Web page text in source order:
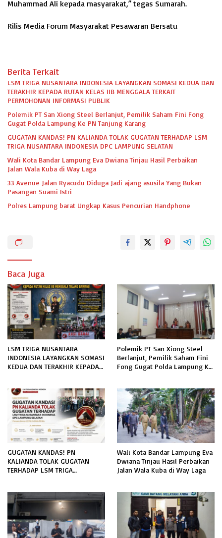
Muhammad Ali kepada masyarakat,” tegas Sumarah.
Rilis Media Forum Masyarakat Pesawaran Bersatu
Berita Terkait
LSM TRIGA NUSANTARA INDONESIA LAYANGKAN SOMASI KEDUA DAN
TERAKHIR KEPADA RUTAN KELAS IIB MENGGALA TERKAIT
PERMOHONAN INFORMASI PUBLIK
Polemik PT San Xiong Steel Berlanjut, Pemilik Saham Fini Fong
Gugat Polda Lampung Ke PN Tanjung Karang
GUGATAN KANDAS! PN KALIANDA TOLAK GUGATAN TERHADAP LSM
TRIGA NUSANTARA INDONESIA DPC LAMPUNG SELATAN
Wali Kota Bandar Lampung Eva Dwiana Tinjau Hasil Perbaikan
Jalan Wala Kuba di Way Laga
33 Avenue Jalan Ryacudu Diduga Jadi ajang asusila Yang Bukan
Pasangan Suami Istri
Polres Lampung barat Ungkap Kasus Pencurian Handphone
Baca Juga
LSM TRIGA NUSANTARA
INDONESIA LAYANGKAN SOMASI
KEDUA DAN TERAKHIR KEPADA
INFORMASI PUBLIK
Polemik PT San Xiong Steel
Berlanjut, Pemilik Saham Fini
Fong Gugat Polda Lampung Ke
GUGATAN KANDAS! PN
KALIANDA TOLAK GUGATAN
TERHADAP LSM TRIGA
Wali Kota Bandar Lampung Eva
Dwiana Tinjau Hasil Perbaikan
Jalan Wala Kuba di Way Laga